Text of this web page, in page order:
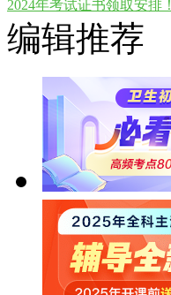
2024年考试证书领取安排！
编辑推荐